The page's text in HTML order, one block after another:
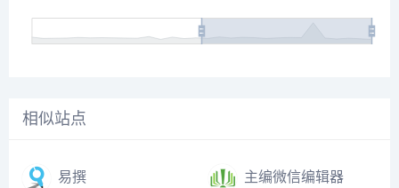
相似站点
易撰 主编微信编辑器